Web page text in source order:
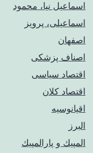
اسماعیل نیا، محمود
اسماعیلی، پرویز
اصفهان
اصناف پزشکی
اقتصاد سیاسی
اقتصاد کلان
اقیانوسیه
البرز
المپيك و پارالمپيك